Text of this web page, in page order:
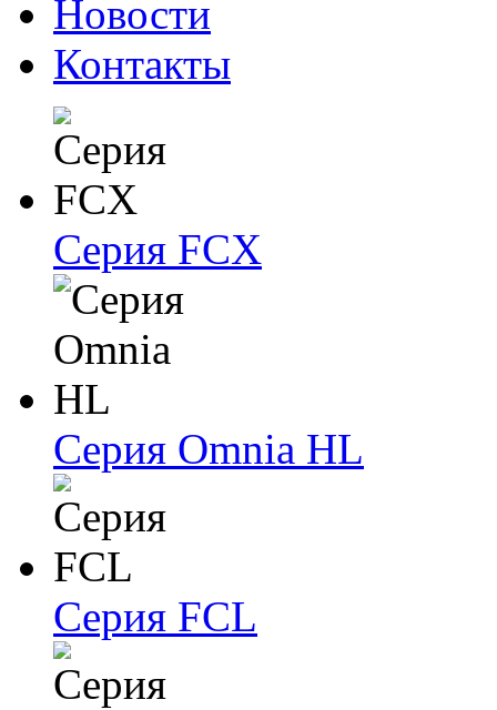
Новости
Контакты
Серия FCX
Серия Omnia HL
Серия FCL